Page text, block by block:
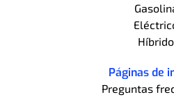
Híbrido
Páginas de
Preguntas